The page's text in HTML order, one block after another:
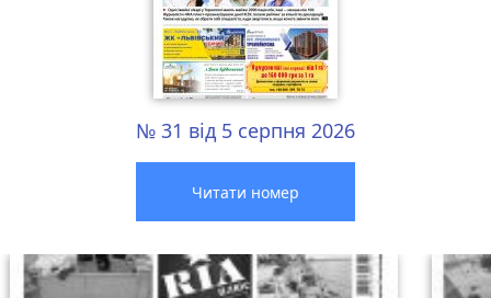
№ 31 від 5 серпня 2026
Читати номер